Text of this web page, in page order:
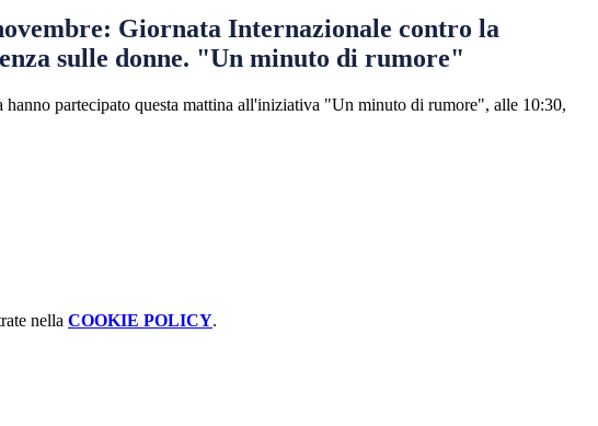
Giornata Internazionale contro la
sulle donne. "Un minuto di rumore"
partecipato questa mattina all'iniziativa "Un minuto di rumore", alle 10:30,
nella COOKIE POLICY.